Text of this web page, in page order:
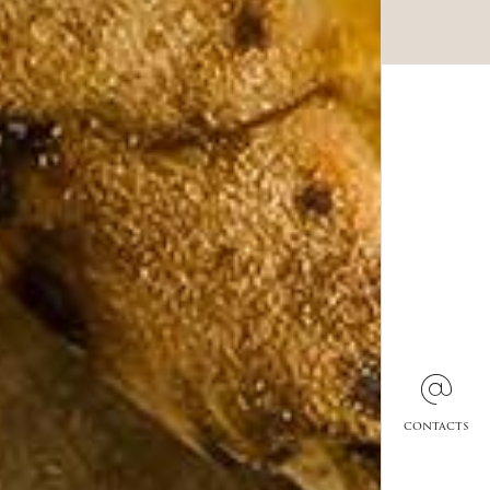
contacts